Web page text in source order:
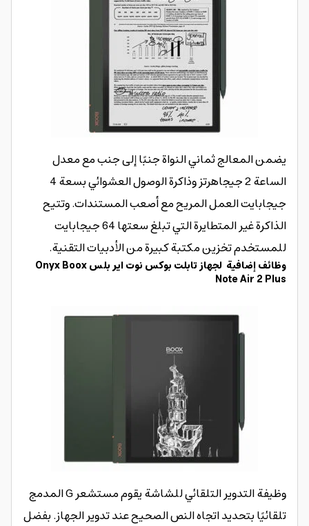
يضمن المعالج ثماني النواة جنبًا إلى جنب مع معدل
الساعة 2 جيجاهرتز وذاكرة الوصول العشوائي بسعة 4
جيجابايت العمل المريح مع أصعب المستندات. وتتيح
الذاكرة غير المتطايرة التي تبلغ سعتها 64 جيجابايت
للمستخدم تخزين مكتبة كبيرة من الأدبيات التقنية.
وظائف إضافية لجهاز تابلت بوكس نوت اير بلس Onyx Boox
Note Air 2 Plus
وظيفة التدوير التلقائي للشاشة يقوم مستشعر G المدمج
تلقائيًا بتحديد اتجاه النص الصحيح عند تدوير الجهاز. بفضل